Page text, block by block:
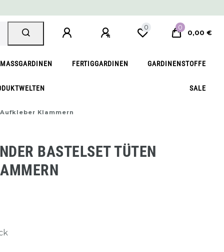
0 0
0,00 €
MASSGARDINEN FERTIGGARDINEN GARDINENSTOFFE
SALE
Klammern
BASTELSET TÜTEN